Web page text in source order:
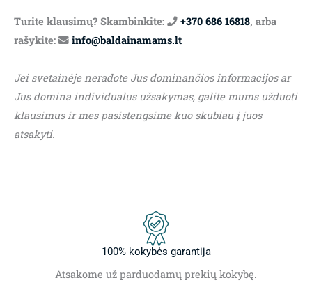
Turite klausimų? Skambinkite: +370 686 16818, arba
rašykite:
info@baldainamams.lt
Jei svetainėje neradote Jus dominančios informacijos ar
Jus domina individualus užsakymas, galite mums užduoti
klausimus ir mes pasistengsime kuo skubiau į juos
atsakyti.
100% kokybės garantija
Atsakome už parduodamų prekių kokybę.